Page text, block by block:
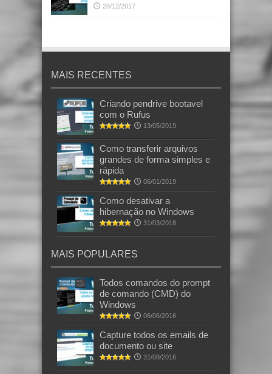
28/12/2017
MAIS RECENTES
Criando pendrive bootavel
com o Rufus
13/05/2019
Como transferir arquivos
grandes de forma simples e
rápida
06/01/2019
Como desativar a
hibernação no Windows
31/03/2018
MAIS POPULARES
Todos comandos do prompt
de comando (CMD) do
Windows
06/06/2016
Capture todos os emails de
documento ou site
31/08/2016